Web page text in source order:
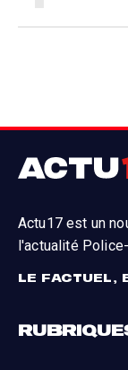
Actu17 est un
l'actualité
LE FACTUEL,